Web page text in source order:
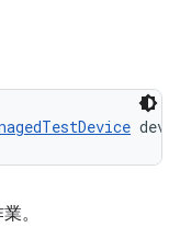
。